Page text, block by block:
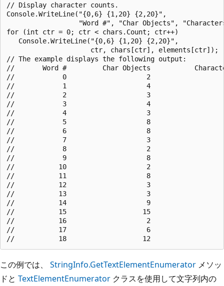
// Display character counts.
Console.WriteLine("{0,6} {1,20} {2,20}",
"Word #", "Char Objects",
for (int ctr = 0; ctr < chars.Count; ctr++)
   Console.WriteLine("{0,6} {1,20} {2,20}",
                     ctr, chars[ctr], elements[ctr]);
// The example displays the following output:
//       Word #         Char Objects
//            0                    2
//            1                    4
//            2                    3
//            3                    4
//            4                    3
//            5                    8
//            6                    8
//            7                    3
//            8                    2
//            9                    8
//           10                    2
//           11                    8
//           12                    3
//           13                    3
//           14                    9
//           15                   15
//           16                    2
//           17                    6
この例では、 StringInfo.GetTextElementEnumerator メソッ
ドと TextElementEnumerator クラスを使用して文字列内の